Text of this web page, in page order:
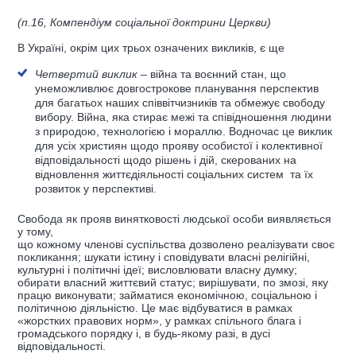
(п.16, Компендіум соціальної доктрини Церкви)
В Україні, окрім цих трьох означених викликів, є ще
Четвертий виклик – війна та воєнний стан, що
унеможливлює довгострокове планування перспектив
для багатьох наших співвітчизників та обмежує свободу
вибору. Війна, яка стирає межі та співідношення людини
з природою, технологією і мораллю. Водночас це виклик
для усіх християн щодо прояву особистої і колективної
відповідальності щодо рішень і дій, скерованих на
відновлення життєдіяльності соціальних систем та їх
розвиток у перспективі.
Свобода як прояв винятковості людської особи виявляється
у тому,
що кожному членові суспільства дозволено реалізувати своє
покликання; шукати істину і сповідувати власні релігійні,
культурні і політичні ідеї; висловлювати власну думку;
обирати власний життєвий статус; вирішувати, по змозі, яку
працю виконувати; займатися економічною, соціальною і
політичною діяльністю. Це має відбуватися в рамках
«жорстких правових норм», у рамках спільного блага і
громадського порядку і, в будь-якому разі, в дусі
відповідальності.